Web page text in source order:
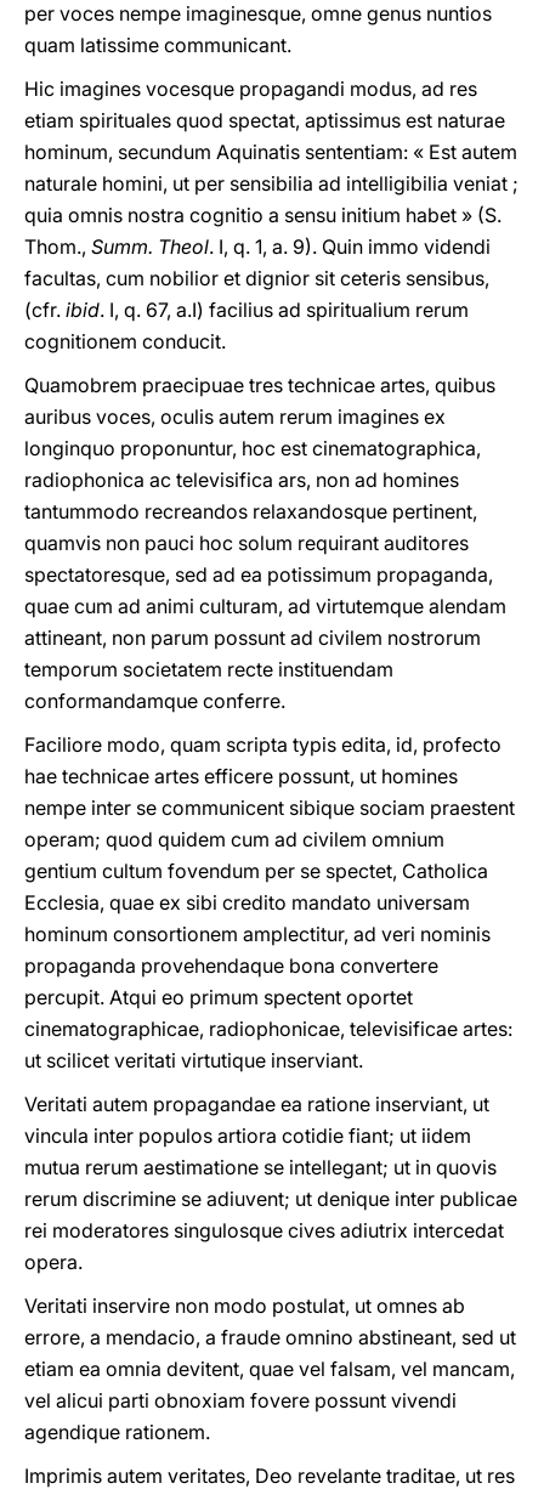
per voces nempe imaginesque, omne genus nuntios
quam latissime communicant.
Hic imagines vocesque propagandi modus, ad res
etiam spirituales quod spectat, aptissimus est naturae
hominum, secundum Aquinatis sententiam: « Est autem
naturale homini, ut per sensibilia ad intelligibilia veniat ;
quia omnis nostra cognitio a sensu initium habet » (S.
Thom., Summ. Theol. I, q. 1, a. 9). Quin immo videndi
facultas, cum nobilior et dignior sit ceteris sensibus,
(cfr. ibid. I, q. 67, a.I) facilius ad spiritualium rerum
cognitionem conducit.
Quamobrem praecipuae tres technicae artes, quibus
auribus voces, oculis autem rerum imagines ex
longinquo proponuntur, hoc est cinematographica,
radiophonica ac televisifica ars, non ad homines
tantummodo recreandos relaxandosque pertinent,
quamvis non pauci hoc solum requirant auditores
spectatoresque, sed ad ea potissimum propaganda,
quae cum ad animi culturam, ad virtutemque alendam
attineant, non parum possunt ad civilem nostrorum
temporum societatem recte instituendam
conformandamque conferre.
Faciliore modo, quam scripta typis edita, id, profecto
hae technicae artes efficere possunt, ut homines
nempe inter se communicent sibique sociam praestent
operam; quod quidem cum ad civilem omnium
gentium cultum fovendum per se spectet, Catholica
Ecclesia, quae ex sibi credito mandato universam
hominum consortionem amplectitur, ad veri nominis
propaganda provehendaque bona convertere
percupit. Atqui eo primum spectent oportet
cinematographicae, radiophonicae, televisificae artes:
ut scilicet veritati virtutique inserviant.
Veritati autem propagandae ea ratione inserviant, ut
vincula inter populos artiora cotidie fiant; ut iidem
mutua rerum aestimatione se intellegant; ut in quovis
rerum discrimine se adiuvent; ut denique inter publicae
rei moderatores singulosque cives adiutrix intercedat
opera.
Veritati inservire non modo postulat, ut omnes ab
errore, a mendacio, a fraude omnino abstineant, sed ut
etiam ea omnia devitent, quae vel falsam, vel mancam,
vel alicui parti obnoxiam fovere possunt vivendi
agendique rationem.
Imprimis autem veritates, Deo revelante traditae, ut res